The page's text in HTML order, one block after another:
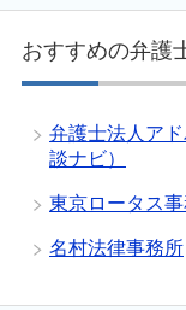
おすすめの弁護
弁護士法人ア
談ナビ）
東京ロータス
名村法律事務所